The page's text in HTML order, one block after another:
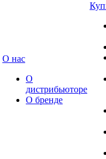
О нас
О
дистрибьюторе
О бренде